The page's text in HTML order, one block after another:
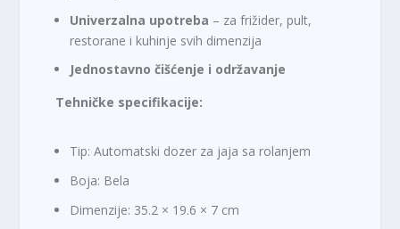
Univerzalna upotreba – za frižider, pult,
restorane i kuhinje svih dimenzija
Jednostavno čišćenje i održavanje
Tehničke specifikacije:
Tip: Automatski dozer za jaja sa rolanjem
Boja: Bela
Dimenzije: 35.2 × 19.6 × 7 cm